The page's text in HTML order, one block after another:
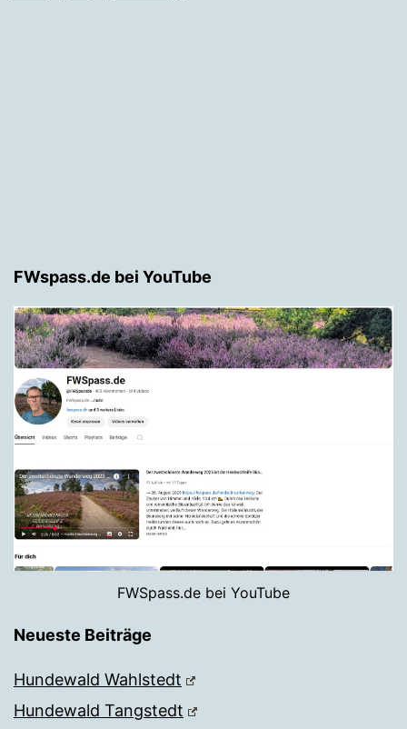
FWspass.de bei YouTube
FWSpass.de bei YouTube
Neueste Beiträge
Hundewald Wahlstedt
Hundewald Tangstedt